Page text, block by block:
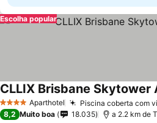
Escolha popular
4 EstrelasAparthotel Piscina coberta com
CLLIX Brisbane
8,2 Muito boa 18.035 a 2.2 km de